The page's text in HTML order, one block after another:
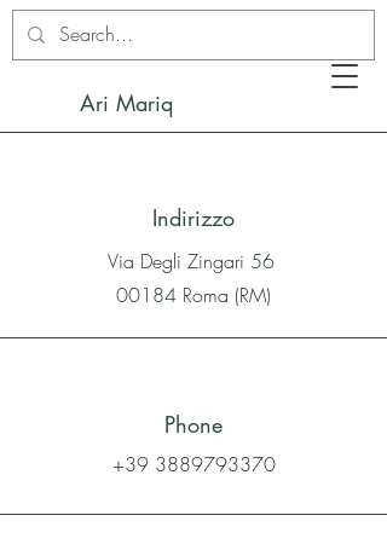
Ari Mariq
Indirizzo
Via Degli Zingari 56
00184 Roma (RM)
Phone
+39 3889793370